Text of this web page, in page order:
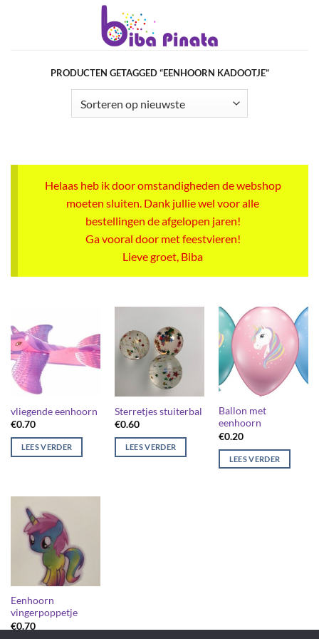
PRODUCTEN GETAGGED “EENHOORN KADOOTJE”
Helaas heb ik door omstandigheden de webshop
moeten sluiten. Dank jullie wel voor alle
bestellingen de afgelopen jaren!
Ga vooral door met feestvieren!
Lieve groet, Biba
vliegende eenhoorn
€0.70
LEES VERDER
Sterretjes stuiterbal
€0.60
LEES VERDER
Ballon met
eenhoorn
€0.20
LEES VERDER
Eenhoorn
vingerpoppetje
€0.70